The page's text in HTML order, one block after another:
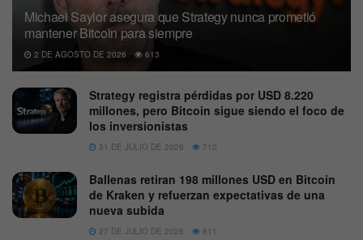
Michael Saylor asegura que Strategy nunca prometió
mantener Bitcoin para siempre
2 DE AGOSTO DE 2026 613
Strategy registra pérdidas por USD 8.220
millones, pero Bitcoin sigue siendo el foco de
los inversionistas
31 DE JULIO DE 2026 710
Ballenas retiran 198 millones USD en Bitcoin
de Kraken y refuerzan expectativas de una
nueva subida
27 DE JULIO DE 2026 811